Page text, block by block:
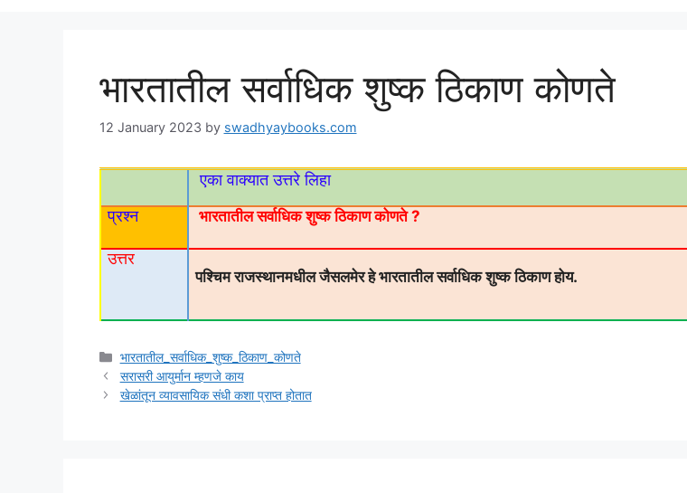
भारतातील सर्वाधिक शुष्क ठिकाण कोणते
12 January 2023 by swadhyaybooks.com
एका वाक्यात उत्तरे लिहा
प्रश्न भारतातील सर्वाधिक शुष्क ठिकाण कोणते ?
उत्तर
पश्चिम राजस्थानमधील जैसलमेर हे भारतातील सर्वाधिक शुष्क ठिकाण होय.
Categories
भारतातील_सर्वाधिक_शुष्क_ठिकाण_कोणते
सरासरी आयुर्मान म्हणजे काय
खेळांतून व्यावसायिक संधी कशा प्राप्त होतात